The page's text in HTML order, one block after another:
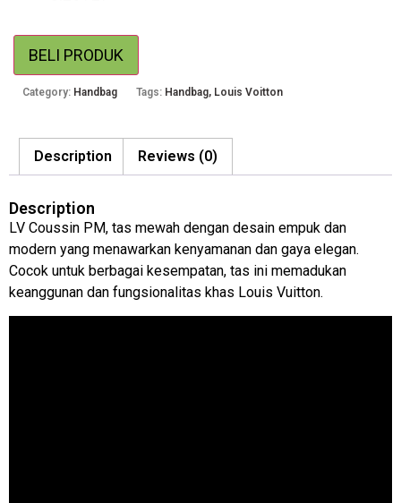
BELI PRODUK
Category: Handbag Tags: Handbag, Louis Voitton
Description Reviews (0)
Description
LV Coussin PM, tas mewah dengan desain empuk dan
modern yang menawarkan kenyamanan dan gaya elegan.
Cocok untuk berbagai kesempatan, tas ini memadukan
keanggunan dan fungsionalitas khas Louis Vuitton.